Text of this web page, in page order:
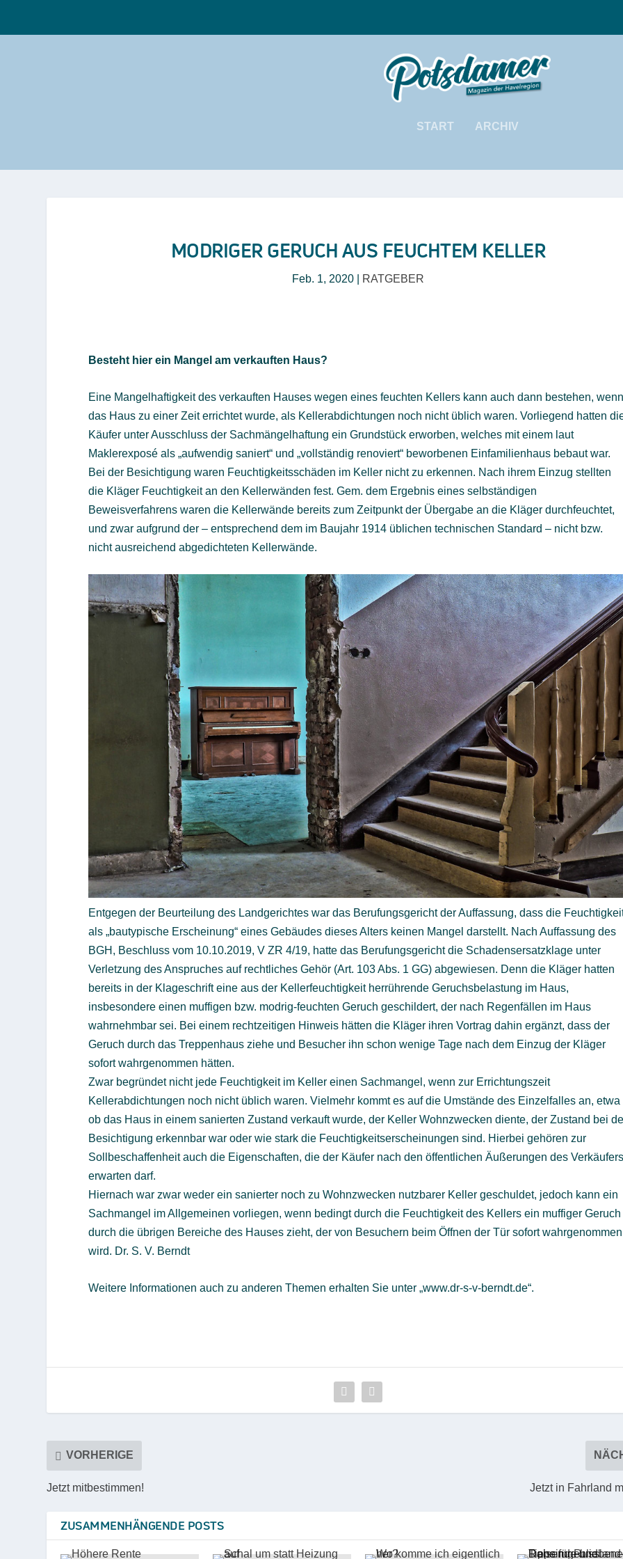
START ARCHIV
MODRIGER GERUCH AUS FEUCHTEM KELLER
Feb. 1, 2020| RATGEBER
Besteht hier ein Mangel am verkauften Haus?
Eine Mangelhaftigkeit des verkauften Hauses wegen eines feuchten Kellers kann auch dann bestehen,
das Haus zu einer Zeit errichtet wurde, als Kellerabdichtungen noch nicht üblich waren. Vorliegend hatten
Käufer unter Ausschluss der Sachmängelhaftung ein Grundstück erworben, welches mit einem laut
Maklerexposé als „aufwendig saniert“ und „vollständig renoviert“ beworbenen Einfamilienhaus bebaut war.
Bei der Besichtigung waren Feuchtigkeitsschäden im Keller nicht zu erkennen. Nach ihrem Einzug stellten
die Kläger Feuchtigkeit an den Kellerwänden fest. Gem. dem Ergebnis eines selbständigen
Beweisverfahrens waren die Kellerwände bereits zum Zeitpunkt der Übergabe an die Kläger durchfeuchtet,
und zwar aufgrund der – entsprechend dem im Baujahr 1914 üblichen technischen Standard – nicht bzw.
nicht ausreichend abgedichteten Kellerwände.
Entgegen der Beurteilung des Landgerichtes war das Berufungsgericht der Auffassung, dass die
als „bautypische Erscheinung“ eines Gebäudes dieses Alters keinen Mangel darstellt. Nach Auffassung des
BGH, Beschluss vom 10.10.2019, V ZR 4/19, hatte das Berufungsgericht die Schadensersatzklage unter
Verletzung des Anspruches auf rechtliches Gehör (Art. 103 Abs. 1 GG) abgewiesen. Denn die Kläger hatten
bereits in der Klageschrift eine aus der Kellerfeuchtigkeit herrührende Geruchsbelastung im Haus,
insbesondere einen muffigen bzw. modrig-feuchten Geruch geschildert, der nach Regenfällen im Haus
wahrnehmbar sei. Bei einem rechtzeitigen Hinweis hätten die Kläger ihren Vortrag dahin ergänzt, dass der
Geruch durch das Treppenhaus ziehe und Besucher ihn schon wenige Tage nach dem Einzug der Kläger
sofort wahrgenommen hätten.
Zwar begründet nicht jede Feuchtigkeit im Keller einen Sachmangel, wenn zur Errichtungszeit
Kellerabdichtungen noch nicht üblich waren. Vielmehr kommt es auf die Umstände des Einzelfalles an, etwa
ob das Haus in einem sanierten Zustand verkauft wurde, der Keller Wohnzwecken diente, der Zustand bei
Besichtigung erkennbar war oder wie stark die Feuchtigkeitserscheinungen sind. Hierbei gehören zur
Sollbeschaffenheit auch die Eigenschaften, die der Käufer nach den öffentlichen Äußerungen des
erwarten darf.
Hiernach war zwar weder ein sanierter noch zu Wohnzwecken nutzbarer Keller geschuldet, jedoch kann ein
Sachmangel im Allgemeinen vorliegen, wenn bedingt durch die Feuchtigkeit des Kellers ein muffiger Geruch
durch die übrigen Bereiche des Hauses zieht, der von Besuchern beim Öffnen der Tür sofort wahrgenommen
wird. Dr. S. V. Berndt
Weitere Informationen auch zu anderen Themen erhalten Sie unter „www.dr-s-v-berndt.de“.
VORHERIGE
Jetzt mitbestimmen! Jetzt in Fahrland
ZUSAMMENHÄNGENDE POSTS